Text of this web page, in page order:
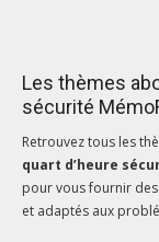
Les thèmes
sécurité
Retrouvez tous les
quart d’heure
pour vous fournir
et adaptés aux